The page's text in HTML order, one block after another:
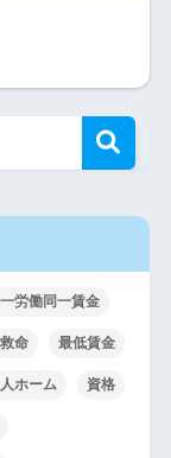
労働同一賃金
救命 最低賃金
ホーム 資格